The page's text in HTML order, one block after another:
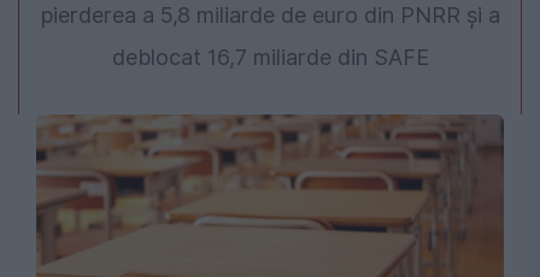
pierderea a 5,8 miliarde de euro din PNRR și a
deblocat 16,7 miliarde din SAFE